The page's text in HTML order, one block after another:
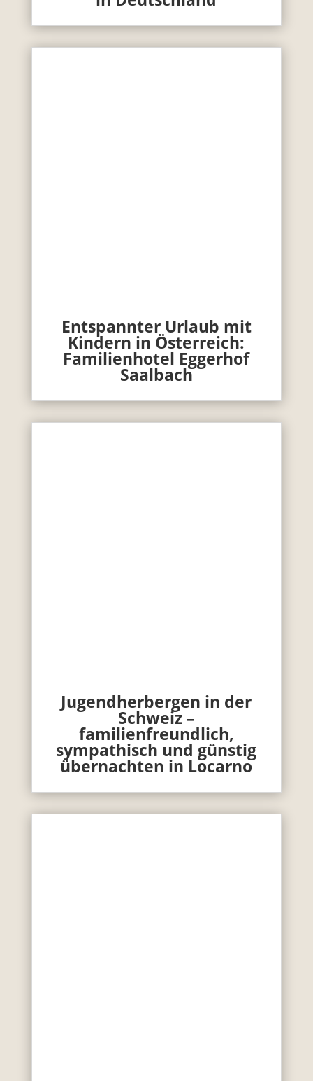
Entspannter Urlaub mit
Kindern in Österreich:
Familienhotel Eggerhof
Saalbach
Jugendherbergen in der
Schweiz –
familienfreundlich,
sympathisch und günstig
übernachten in Locarno